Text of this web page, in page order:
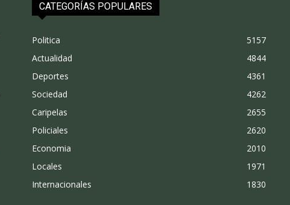
CATEGORÍAS POPULARES
Politica
5157
Actualidad
4844
Deportes
4361
Sociedad
4262
Caripelas
2655
Policiales
2620
Economia
2010
Locales
1971
Internacionales
1830